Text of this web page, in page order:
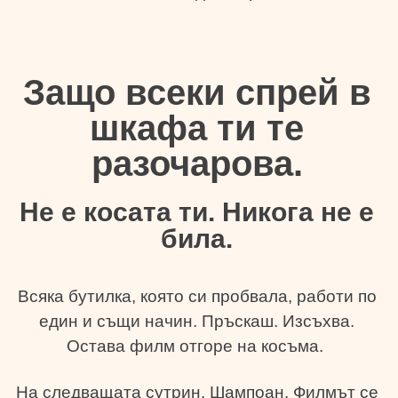
Защо всеки спрей в
шкафа ти те
разочарова.
Не е косата ти. Никога не е
била.
Всяка бутилка, която си пробвала, работи по
един и същи начин. Пръскаш. Изсъхва.
Остава филм отгоре на косъма.
На следващата сутрин. Шампоан. Филмът се